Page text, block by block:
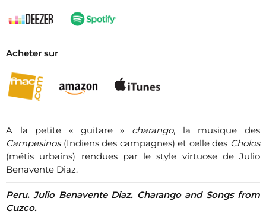
Acheter sur
A la petite « guitare » charango, la musique des
Campesinos(Indiens des campagnes) et celle des Cholos
(métis urbains) rendues par le style virtuose de Julio
Benavente Diaz.
Peru. Julio Benavente Diaz. Charango and Songs from
Cuzco.